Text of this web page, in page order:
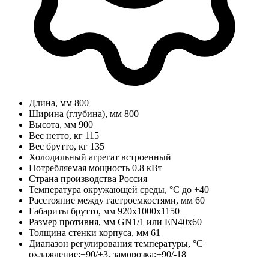
Длина, мм 800
Ширина (глубина), мм 800
Высота, мм 900
Вес нетто, кг 115
Вес брутто, кг 135
Холодильный агрегат встроенный
Потребляемая мощность 0.8 кВт
Страна производства Россия
Температура окружающей среды, °C до +40
Расстояние между гастроемкостями, мм 60
Габариты брутто, мм 920х1000х1150
Размер противня, мм GN1/1 или EN40x60
Толщина стенки корпуса, мм 61
Диапазон регулирования температуры, °C
охлаждение:+90/+3, заморозка:+90/-18